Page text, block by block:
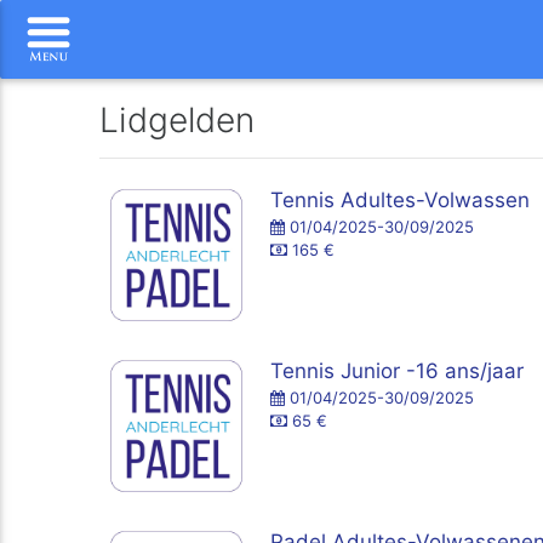
Lidgelden
Tennis Adultes-Volwassen
01/04/2025-30/09/2025
165 €
Tennis Junior -16 ans/jaar
01/04/2025-30/09/2025
65 €